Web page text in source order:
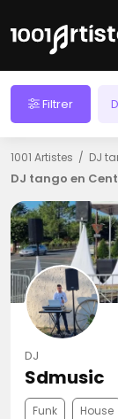
Filtrer
1001 Artistes DJ
DJ tango en
DJ
Sdmusic
Funk House